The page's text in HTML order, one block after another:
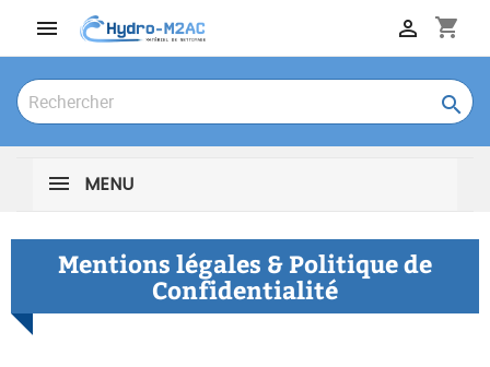
 shopping_cart


MENU
Mentions légales & Politique de
Confidentialité